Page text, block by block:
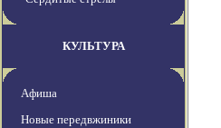
КУЛЬТУРА
Афиша
Новые передвжиники